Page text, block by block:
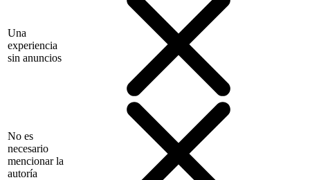
Una
experiencia
sin anuncios
No es
necesario
mencionar la
autoría